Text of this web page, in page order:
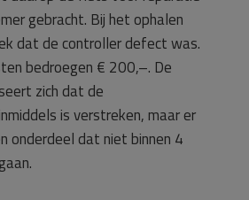
gebracht. Bij het ophalen
dat de controller defect was.
bedroegen € 200,–. De
zich dat de
is verstreken, maar er
onderdeel dat niet binnen 4